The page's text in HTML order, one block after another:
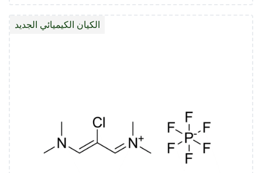
(4-الكيان الكيميائي الجديد